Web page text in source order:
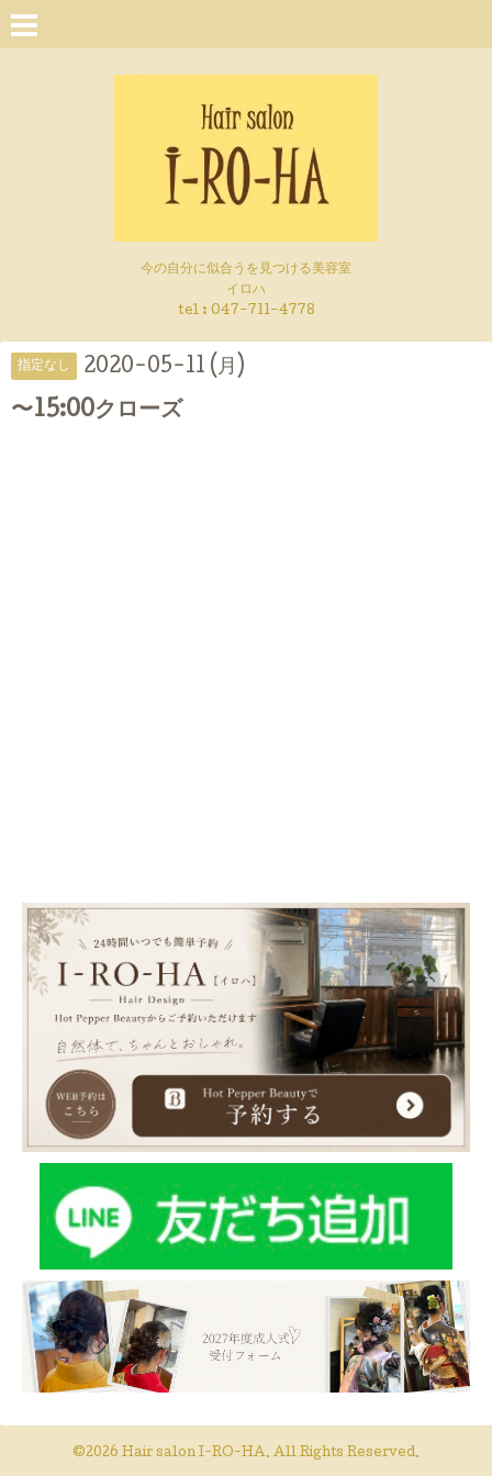
今の自分に似合うを見つける美容室
イロハ
tel : 047-711-4778
指定なし 2020-05-11 (月)
〜15:00クローズ
©2026 Hair salon I-RO-HA. All Rights Reserved.